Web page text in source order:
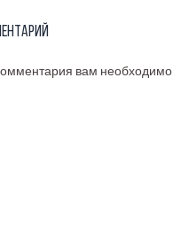
вам необходимо